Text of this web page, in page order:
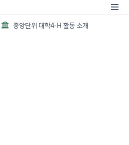
중앙단위 대학4-H 활동 소개